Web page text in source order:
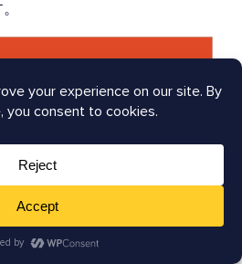
確認してください。
処理すると、ユーザーとして
を委任できるようになりま